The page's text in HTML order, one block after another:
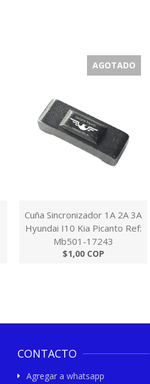
AGOTADO
Cuña Sincronizador 1A 2A 3A
Hyundai I10 Kia Picanto Ref:
Mb501-17243
$1,00 COP
CONTACTO
Agregar a whatsapp